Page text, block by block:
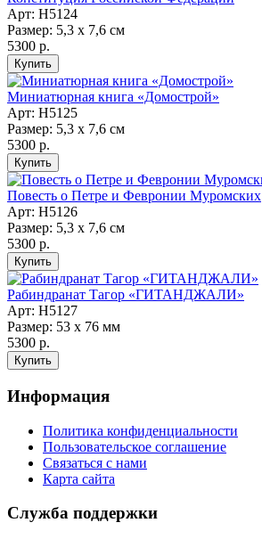
Арт: Н5124
Размер: 5,3 х 7,6 см
5300 р.
Миниатюрная книга «Домострой»
Арт: Н5125
Размер: 5,3 х 7,6 см
5300 р.
Повесть о Петре и Февронии Муромских
Арт: Н5126
Размер: 5,3 х 7,6 см
5300 р.
Рабиндранат Тагор «ГИТАНДЖАЛИ»
Арт: Н5127
Размер: 53 х 76 мм
5300 р.
Информация
Политика конфиденциальности
Пользовательское соглашение
Связаться с нами
Карта сайта
Служба поддержки